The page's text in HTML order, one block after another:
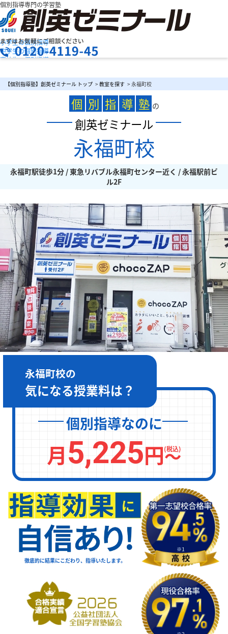
個別指導専門の学習塾
資料請求
小学生の個別指導
中学生の個別指導
高校生の個別指導
授業料を知りたい
教室検索
お電話でのお問い合わせはこちら
［月～金］10:00～22:00 / ［土日］10:00～19:00
【個別指導塾】創英ゼミナール トップ > 教室を探す > 永福町校
個 別 指 導 塾 の
創英ゼミナール
永福町校
永福町駅徒歩1分 / 東急リバブル永福町センター近く / 永福駅前ビ
ル2F
永福町校の
気になる授業料は？
個別指導なのに
月5,225円〜
(税込)
徹底的に結果にこだわり、指導いたします。